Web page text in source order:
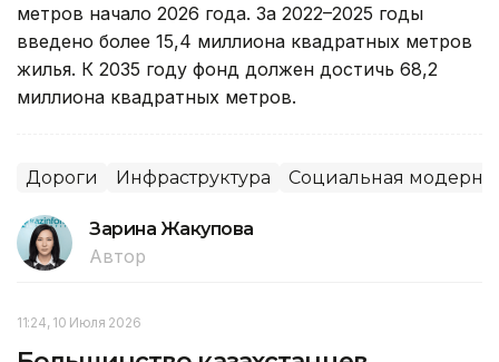
метров начало 2026 года. За 2022–2025 годы
введено более 15,4 миллиона квадратных метров
жилья. К 2035 году фонд должен достичь 68,2
миллиона квадратных метров.
Дороги Инфраструктура Социальная
Зарина Жакупова
Автор
11:24, 10 Июля 2026